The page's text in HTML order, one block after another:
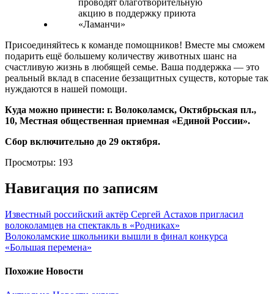
Присоединяйтесь к команде помощников! Вместе мы сможем
подарить ещё большему количеству животных шанс на
счастливую жизнь в любящей семье. Ваша поддержка — это
реальный вклад в спасение беззащитных существ, которые так
нуждаются в нашей помощи.
Куда можно принести: г. Волоколамск, Октябрьская пл.,
10, Местная общественная приемная «Единой России».
Сбор включительно до 29 октября.
Просмотры: 193
Навигация по записям
Известный российский актёр Сергей Астахов пригласил
волоколамцев на спектакль в «Родниках»
Волоколамские школьники вышли в финал конкурса
«Большая перемена»
Похожие Новости